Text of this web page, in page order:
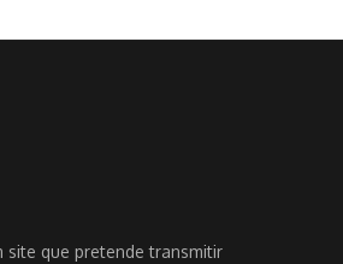
site que pretende transmitir